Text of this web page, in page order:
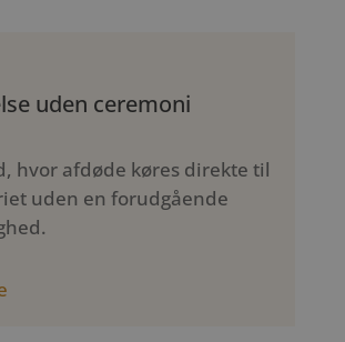
uden ceremoni
hvor afdøde køres direkte til
uden en forudgående